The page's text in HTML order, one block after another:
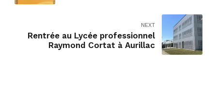
NEXT
Rentrée au Lycée professionnel
Raymond Cortat à Aurillac